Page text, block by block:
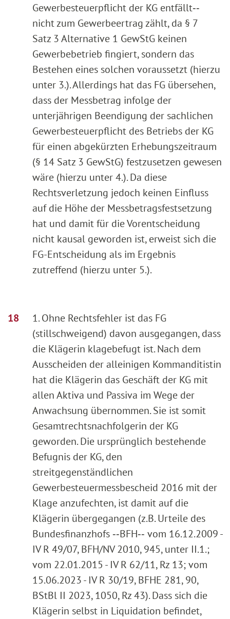
Gewerbesteuerpflicht der KG entfällt‑‑
nicht zum Gewerbeertrag zählt, da § 7
Satz 3 Alternative 1 GewStG keinen
Gewerbebetrieb fingiert, sondern das
Bestehen eines solchen voraussetzt (hierzu
unter 3.). Allerdings hat das FG übersehen,
dass der Messbetrag infolge der
unterjährigen Beendigung der sachlichen
Gewerbesteuerpflicht des Betriebs der KG
für einen abgekürzten Erhebungszeitraum
(§ 14 Satz 3 GewStG) festzusetzen gewesen
wäre (hierzu unter 4.). Da diese
Rechtsverletzung jedoch keinen Einfluss
auf die Höhe der Messbetragsfestsetzung
hat und damit für die Vorentscheidung
nicht kausal geworden ist, erweist sich die
FG-Entscheidung als im Ergebnis
zutreffend (hierzu unter 5.).
1. Ohne Rechtsfehler ist das FG
(stillschweigend) davon ausgegangen, dass
die Klägerin klagebefugt ist. Nach dem
Ausscheiden der alleinigen Kommanditistin
hat die Klägerin das Geschäft der KG mit
allen Aktiva und Passiva im Wege der
Anwachsung übernommen. Sie ist somit
Gesamtrechtsnachfolgerin der KG
geworden. Die ursprünglich bestehende
Befugnis der KG, den
streitgegenständlichen
Gewerbesteuermessbescheid 2016 mit der
Klage anzufechten, ist damit auf die
Klägerin übergegangen (z.B. Urteile des
Bundesfinanzhofs ‑‑BFH‑‑ vom 16.12.2009 -
IV R 49/07, BFH/NV 2010, 945, unter II.1.;
vom 22.01.2015 - IV R 62/11, Rz 13; vom
15.06.2023 - IV R 30/19, BFHE 281, 90,
BStBl II 2023, 1050, Rz 43). Dass sich die
Klägerin selbst in Liquidation befindet,